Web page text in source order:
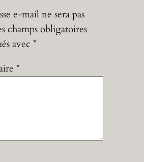
e-mail ne sera pas
champs obligatoires
avec *
*